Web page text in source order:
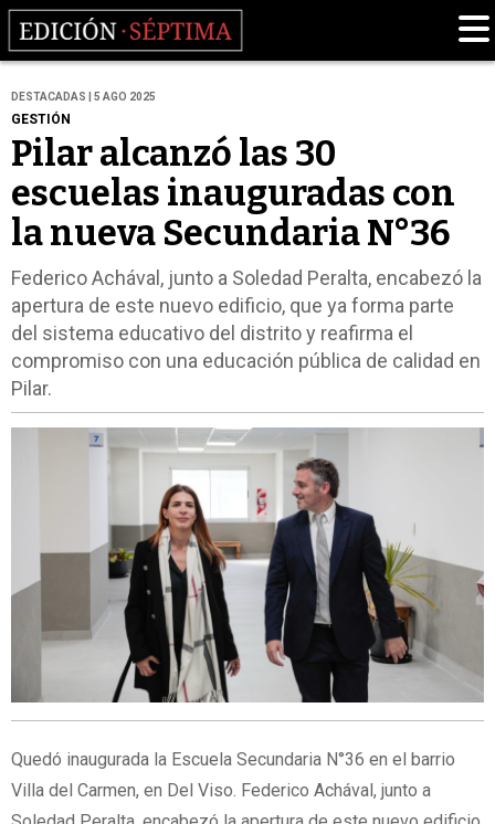
DESTACADAS | 5 AGO 2025
GESTIÓN
Pilar alcanzó las 30
escuelas inauguradas con
la nueva Secundaria N°36
Federico Achával, junto a Soledad Peralta, encabezó la
apertura de este nuevo edificio, que ya forma parte
del sistema educativo del distrito y reafirma el
compromiso con una educación pública de calidad en
Pilar.
Quedó inaugurada la Escuela Secundaria N°36 en el barrio
Villa del Carmen, en Del Viso. Federico Achával, junto a